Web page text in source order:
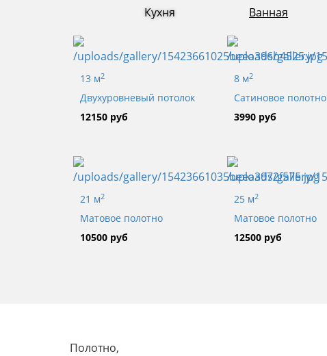
Кухня Ванная
13 м2
Двухуровневый потолок
12150 руб
8 м2
Сатиновое полотно
3990 руб
21 м2
Матовое полотно
10500 руб
25 м2
Матовое полотно
12500 руб
Полотно,